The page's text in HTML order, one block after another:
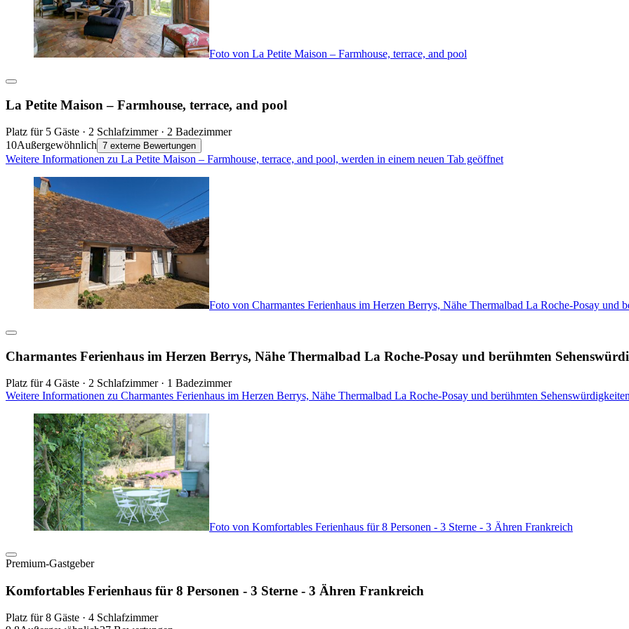
Foto von La Petite Maison – Farmhouse, terrace, and pool
La Petite Maison – Farmhouse, terrace, and pool
Platz für 5 Gäste · 2 Schlafzimmer · 2 Badezimmer
10Außergewöhnlich 7 externe Bewertungen
Weitere Informationen zu La Petite Maison – Farmhouse, terrace, and pool, werden in einem neuen Tab geöffnet
Foto von Charmantes Ferienhaus im Herzen Berrys, Nähe Thermalbad La Roche-Posay und
Charmantes Ferienhaus im Herzen Berrys, Nähe Thermalbad La Roche-Posay und berühmten
Platz für 4 Gäste · 2 Schlafzimmer · 1 Badezimmer
Weitere Informationen zu Charmantes Ferienhaus im Herzen Berrys, Nähe Thermalbad La Roche-Posay und berühmten
Foto von Komfortables Ferienhaus für 8 Personen - 3 Sterne - 3 Ähren Frankreich
Premium-Gastgeber
Komfortables Ferienhaus für 8 Personen - 3 Sterne - 3 Ähren Frankreich
Platz für 8 Gäste · 4 Schlafzimmer